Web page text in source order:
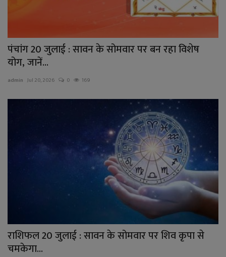
पंचांग 20 जुलाई : सावन के सोमवार पर बन रहा विशेष
योग, जानें...
admin Jul 20, 2026 0 169
राशिफल 20 जुलाई : सावन के सोमवार पर शिव कृपा से
चमकेगा...